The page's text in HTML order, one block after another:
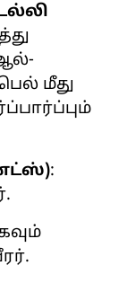
மீது
: